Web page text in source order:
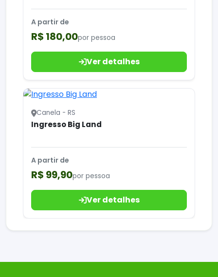
A partir de
R$ 180,00por pessoa
Ver detalhes
Canela - RS
Ingresso Big Land
A partir de
R$ 99,90por pessoa
Ver detalhes